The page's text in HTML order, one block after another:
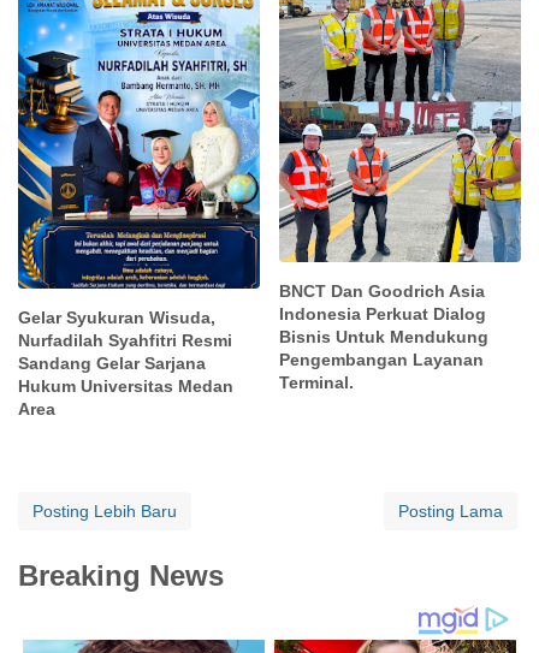
Gelar Syukuran Wisuda,
Nurfadilah Syahfitri Resmi
Sandang Gelar Sarjana
Hukum Universitas Medan
Area
BNCT Dan Goodrich Asia
Indonesia Perkuat Dialog
Bisnis Untuk Mendukung
Pengembangan Layanan
Terminal.
Posting Lebih Baru Posting Lama
Breaking News